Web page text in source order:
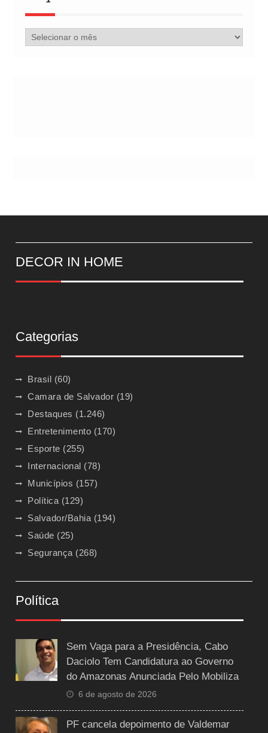
Arquivo
de
DECOR IN HOME
Categorias
Brasil (60)
Camara de Salvador (19)
Destaques (1.246)
Entretenimento (170)
Esporte (255)
Internacional (78)
Municípios (157)
Política (129)
Salvador/Bahia (194)
Saúde (25)
Segurança (268)
Política
Sem Vaga para a Presidência, Cabo
Daciolo Tem Candidatura ao Governo
do Amazonas Anunciada Pelo Mobiliza
6 de agosto de 2026
PF cancela depoimento de Valdemar